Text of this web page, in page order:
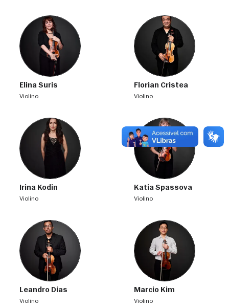
Elina Suris
violino
Florian Cristea
violino
Irina Kodin
violino
Katia Spassova
violino
Leandro Dias
violino
Marcio Kim
violino